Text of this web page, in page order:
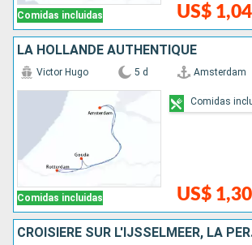
Comidas incluidas US$
LA HOLLANDE AUTHENTIQUE
Comidas incluidas
Victor Hugo 5 d Amsterdam
US$
Comidas